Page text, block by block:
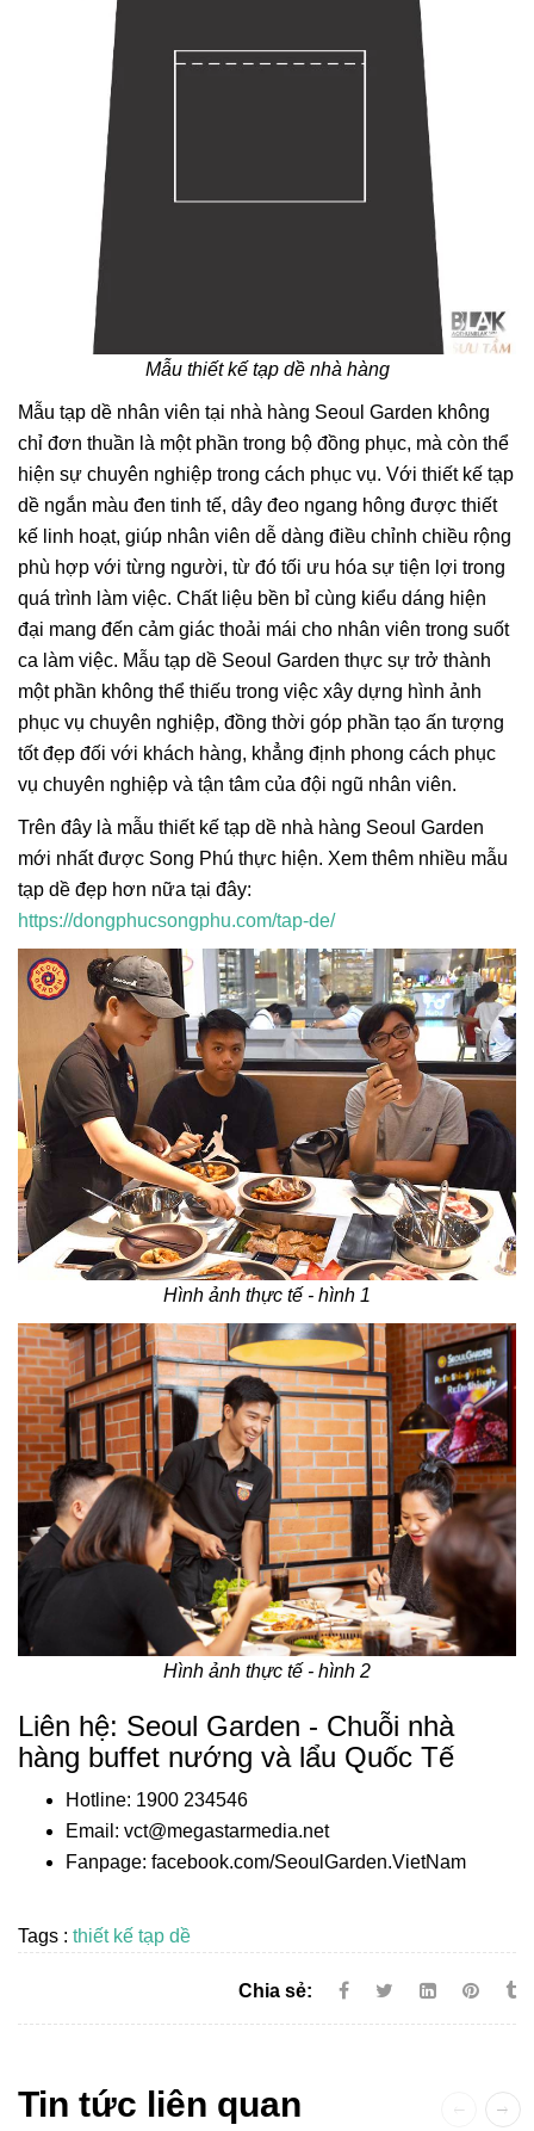
Mẫu thiết kế tạp dề nhà hàng
Mẫu tạp dề nhân viên tại nhà hàng Seoul Garden không
chỉ đơn thuần là một phần trong bộ đồng phục, mà còn thể
hiện sự chuyên nghiệp trong cách phục vụ. Với thiết kế tạp
dề ngắn màu đen tinh tế, dây đeo ngang hông được thiết
kế linh hoạt, giúp nhân viên dễ dàng điều chỉnh chiều rộng
phù hợp với từng người, từ đó tối ưu hóa sự tiện lợi trong
quá trình làm việc. Chất liệu bền bỉ cùng kiểu dáng hiện
đại mang đến cảm giác thoải mái cho nhân viên trong suốt
ca làm việc. Mẫu tạp dề Seoul Garden thực sự trở thành
một phần không thể thiếu trong việc xây dựng hình ảnh
phục vụ chuyên nghiệp, đồng thời góp phần tạo ấn tượng
tốt đẹp đối với khách hàng, khẳng định phong cách phục
vụ chuyên nghiệp và tận tâm của đội ngũ nhân viên.
Trên đây là mẫu thiết kế tạp dề nhà hàng Seoul Garden
mới nhất được Song Phú thực hiện. Xem thêm nhiều mẫu
tạp dề đẹp hơn nữa tại đây:
https://dongphucsongphu.com/tap-de/
Hình ảnh thực tế - hình 1
Hình ảnh thực tế - hình 2
Liên hệ: Seoul Garden - Chuỗi nhà
hàng buffet nướng và lẩu Quốc Tế
Hotline: 1900 234546
Email: vct@megastarmedia.net
Fanpage: facebook.com/SeoulGarden.VietNam
Tags : thiết kế tạp dề
Chia sẻ:
Tin tức liên quan